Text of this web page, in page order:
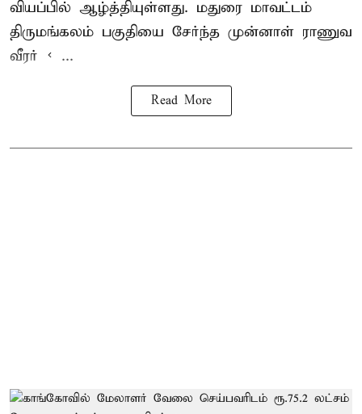
வியப்பில் ஆழ்த்தியுள்ளது. மதுரை மாவட்டம்
திருமங்கலம் பகுதியை சேர்ந்த முன்னாள் ராணுவ
வீரர் < ...
Read More